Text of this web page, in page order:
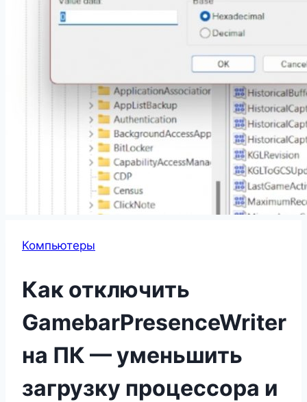
Компьютеры
Как отключить
GamebarPresenceWriter
на ПК — уменьшить
загрузку процессора и